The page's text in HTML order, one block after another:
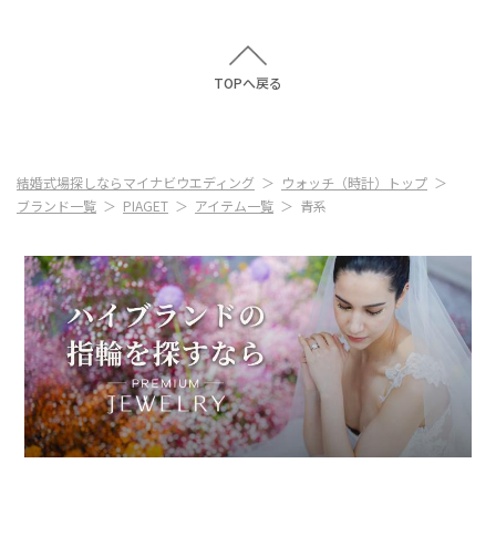
TOPへ戻る
結婚式場探しならマイナビウエディング
ウォッチ（時計）トップ
ブランド一覧
PIAGET アイテム一覧 青系